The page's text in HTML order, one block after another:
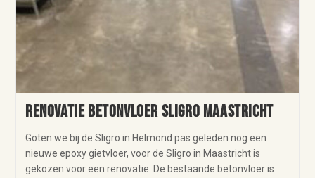
Renovatie betonvloer Sligro Maastricht
Goten we bij de Sligro in Helmond pas geleden nog een
nieuwe epoxy gietvloer, voor de Sligro in Maastricht is
gekozen voor een renovatie. De bestaande betonvloer is